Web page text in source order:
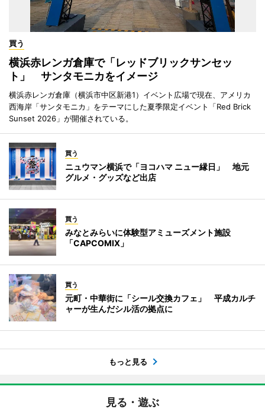
買う
横浜赤レンガ倉庫で「レッドブリックサンセッ
ト」 サンタモニカをイメージ
横浜赤レンガ倉庫（横浜市中区新港1）イベント広場で現在、アメリカ
西海岸「サンタモニカ」をテーマにした夏季限定イベント「Red Brick
Sunset 2026」が開催されている。
買う
ニュウマン横浜で「ヨコハマ ニュー縁日」 地元
グルメ・グッズなど出店
買う
みなとみらいに体験型アミューズメント施設
「CAPCOMIX」
買う
元町・中華街に「シール交換カフェ」 平成カルチ
ャーが生んだシル活の拠点に
もっと見る
見る・遊ぶ